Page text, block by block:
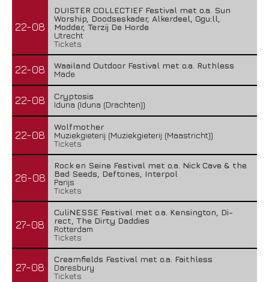
22-08
DUISTER COLLECTIEF Festival met o.a. Sun
Worship, Doodseskader, Alkerdeel, Ggu:ll,
Modder, Terzij De Horde
Utrecht
Tickets
22-08
Waailand Outdoor Festival met o.a. Ruthless
Made
22-08
Cryptosis
Iduna (Iduna (Drachten))
22-08
Wolfmother
Muziekgieterij (Muziekgieterij (Maastricht))
Tickets
26-08
Rock en Seine Festival met o.a. Nick Cave & the
Bad Seeds, Deftones, Interpol
Parijs
Tickets
27-08
CuliNESSE Festival met o.a. Kensington, Di-
rect, The Dirty Daddies
Rotterdam
Tickets
27-08
Creamfields Festival met o.a. Faithless
Daresbury
Tickets